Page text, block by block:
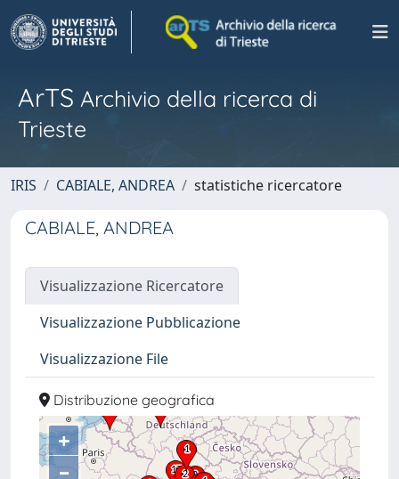
ArTS Archivio della ricerca di
Trieste
IRIS CABIALE, ANDREA statistiche ricercatore
CABIALE, ANDREA
Visualizzazione Ricercatore
Visualizzazione Pubblicazione
Visualizzazione File
Distribuzione geografica
+
–